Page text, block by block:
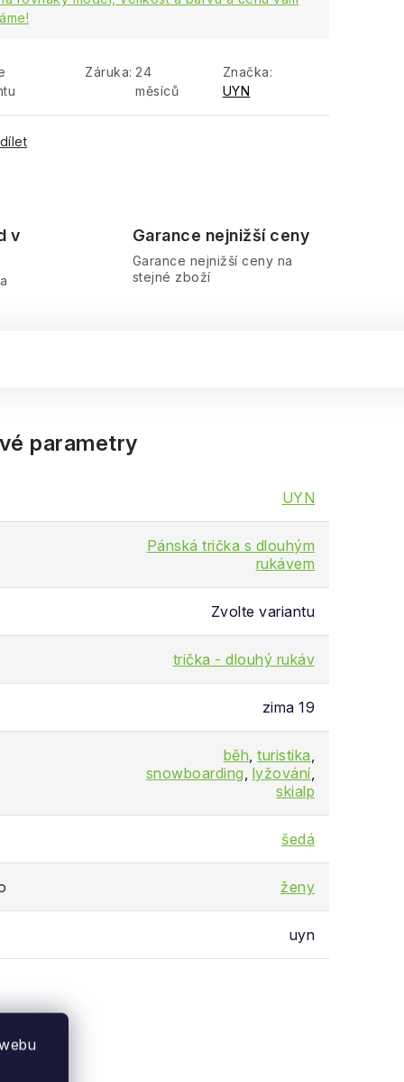
Záruka: 24
měsíců
Značka:
UYN
v Garance nejnižší ceny
Garance nejnižší ceny na
stejné zboží
parametry
UYN
Pánská trička s dlouhým
rukávem
Zvolte variantu
trička - dlouhý rukáv
zima 19
běh, turistika,
snowboarding, lyžování,
skialp
šedá
ženy
uyn